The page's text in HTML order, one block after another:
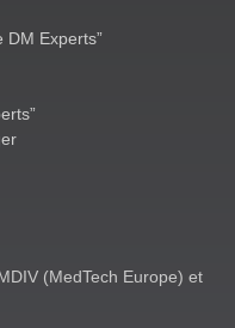
DM Experts”
(MedTech Europe) et